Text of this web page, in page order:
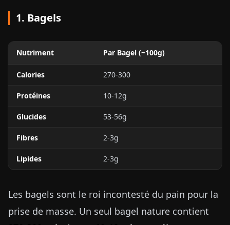
1. Bagels
Nutriment Par Bagel (~100g)
Calories 270-300
Protéines 10-12g
Glucides 53-56g
Fibres 2-3g
Lipides 2-3g
Les bagels sont le roi incontesté du pain pour la
prise de masse. Un seul bagel nature contient